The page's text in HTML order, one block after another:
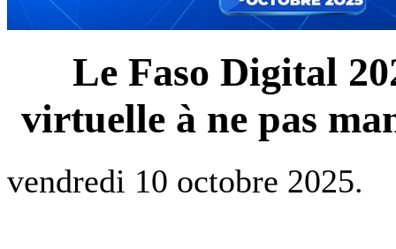
Le Faso Digital
virtuelle à ne pas
vendredi 10 octobre 2025.